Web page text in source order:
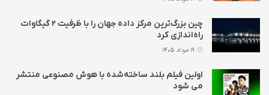
چین بزرگ‌ترین مرکز داده جهان را با ظرفیت ۲ گیگاوات
راه‌اندازی کرد
اولین فیلم بلند ساخته‌شده با هوش مصنوعی منتشر
می‌ شود